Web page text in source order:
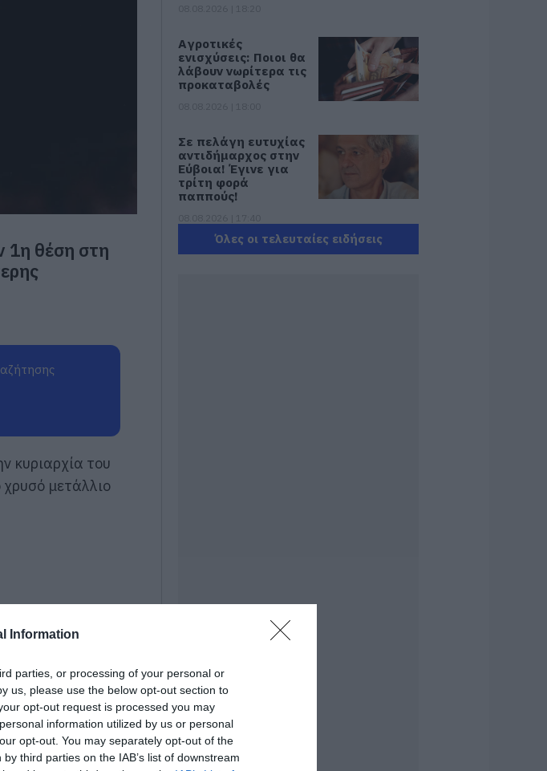
Information
parties, or processing of your personal or
us, please use the below opt-out section to
opt-out request is processed you may
information utilized by us or personal
opt-out. You may separately opt-out of the
third parties on the IAB’s list of downstream
1η θέση στη
κυριαρχία του
μετάλλιο
Αγροτικές
ενισχύσεις: Ποιοι θα
λάβουν νωρίτερα τις
προκαταβολές
Σε πελάγη ευτυχίας
αντιδήμαρχος στην
Εύβοια! Έγινε για
τρίτη φορά
παππούς!
Ευρυδίκη Βαλαβάνη:
επιχειρηματία που
Πάτρα: Θρήνος για
μωράκι μόλις 8
Νοσηλευόταν στη
ΜΕΘ Νεογνών
Όλες οι τελευταίες ειδήσεις